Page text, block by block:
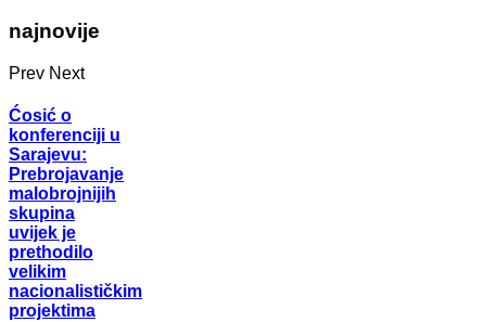
najnovije
Prev Next
Ćosić o
konferenciji u
Sarajevu:
Prebrojavanje
malobrojnijih
skupina
uvijek je
prethodilo
velikim
nacionalističkim
projektima